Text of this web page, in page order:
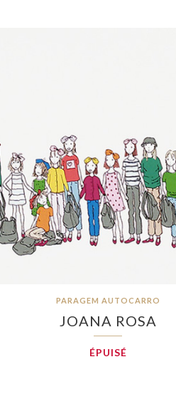
PARAGEM AUTOCARRO
JOANA ROSA
ÉPUISÉ